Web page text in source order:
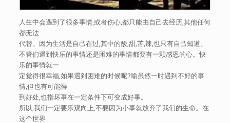
人生中会遇到了很多事情,或者伤心,都只能由自己去经历,其他任何
都无法
代替。因为生活是自己在过,其中的酸,甜,苦,辣,也只有自己知道。
不管们遇到快乐的事情还是困难的事情都要有一颗感恩的心。快
乐的事情就一
定觉得很幸福,如果遇到困难的时候呢?喻虽然一时遇到不好的事
情,但也有可能得
到好处,也指坏事在一定条件下可变成好事。
所以,我们一定要乐观向上,不要因为小事就放弃了我们的生命。在
这个世界